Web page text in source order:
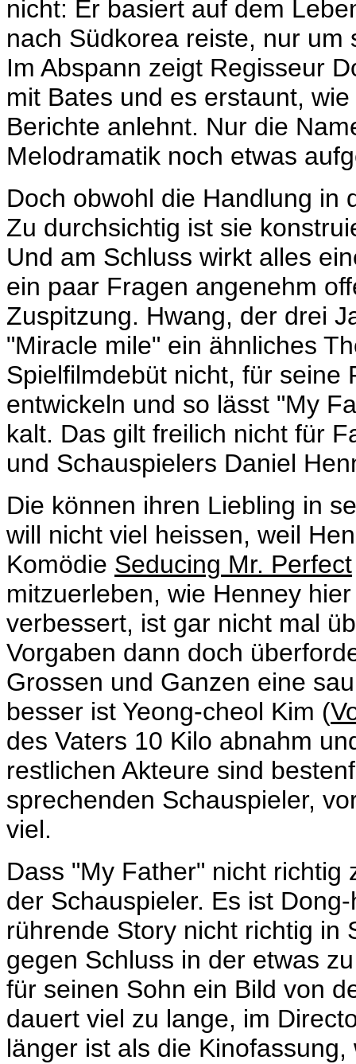
nicht: Er basiert auf dem
nach Südkorea reiste, nur
Im Abspann zeigt Regisseur
mit Bates und es erstaunt,
Berichte anlehnt. Nur die
Melodramatik noch etwas
Doch obwohl die Handlung in
Zu durchsichtig ist sie
Und am Schluss wirkt alles
ein paar Fragen angenehm
Zuspitzung. Hwang, der drei
"Miracle mile" ein ähnliches
Spielfilmdebüt nicht, für seine
entwickeln und so lässt "My
kalt. Das gilt freilich nicht für
und Schauspielers Daniel
Die können ihren Liebling in
will nicht viel heissen, weil
Komödie Seducing Mr. Perfect
mitzuerleben, wie Henney
verbessert, ist gar nicht mal
Vorgaben dann doch
Grossen und Ganzen eine
besser ist Yeong-cheol Kim (
des Vaters 10 Kilo abnahm
restlichen Akteure sind
sprechenden Schauspieler,
viel.
Dass "My Father" nicht richtig
der Schauspieler. Es ist
rührende Story nicht richtig in
gegen Schluss in der etwas
für seinen Sohn ein Bild von
dauert viel zu lange, im
länger ist als die